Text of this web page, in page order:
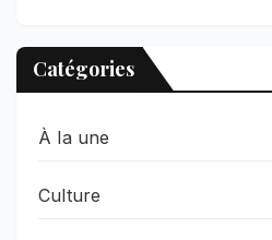
Catégories
À la une
Culture